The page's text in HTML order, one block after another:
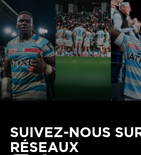
SUIVEZ-NOUS
RÉSEAUX